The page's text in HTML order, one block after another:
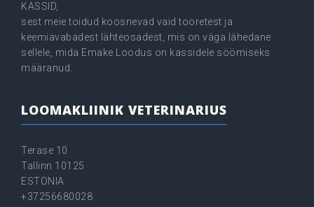
KASSID,
sest meie toidud koosnevad vaid tooretest ja
keemiavabadest lähteosadest, mis on väga lähedane
sellele, mida Emake Loodus on kassidele söömiseks
määranud.
LOOMAKLIINIK VETERINARIUS
Terase 10
Tallinn 10125
ESTONIA
+37256680028